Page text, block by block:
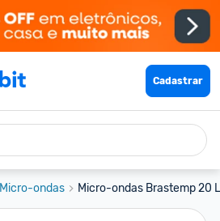
Cadastrar
Micro-ondas Micro-ondas Brastemp 20